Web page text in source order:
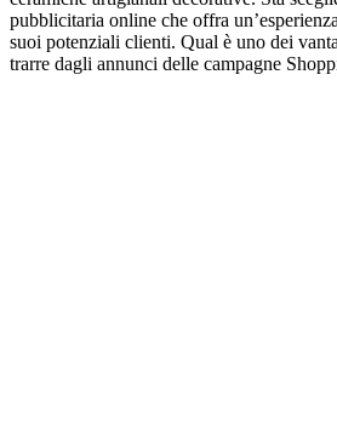
pubblicitaria online che offra
suoi potenziali clienti. Qual è uno dei
trarre dagli annunci delle campagne